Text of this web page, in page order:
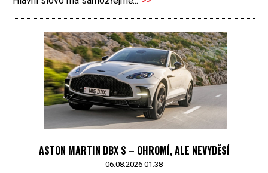
ASTON MARTIN DBX S – OHROMÍ, ALE NEVYDĚSÍ
06.08.2026 01:38